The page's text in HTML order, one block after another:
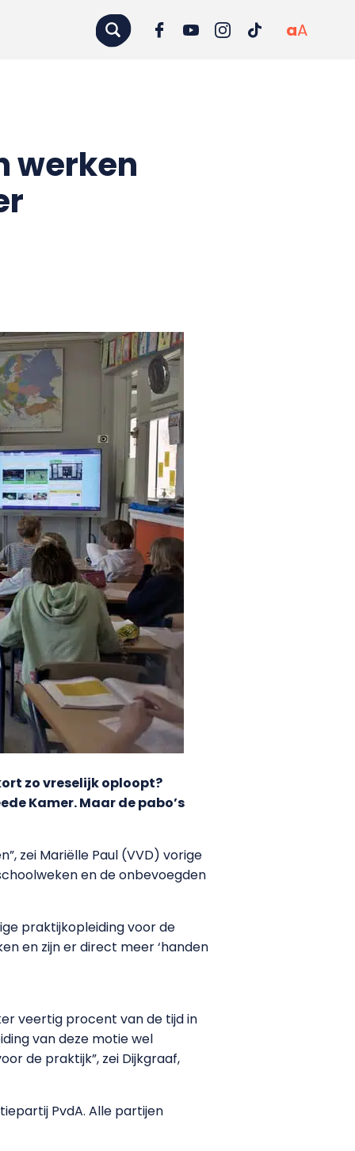
aA
werken
zo vreselijk oploopt?
Kamer. Maar de pabo’s
zei Mariëlle Paul (VVD) vorige
en de onbevoegden
praktijkopleiding voor de
en zijn er direct meer ‘handen
veertig procent van de tijd in
van deze motie wel
de praktijk”, zei Dijkgraaf,
PvdA. Alle partijen